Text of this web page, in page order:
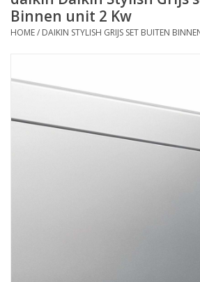
Thuisbatterij
Binnen unit 2 Kw
HOME/ DAIKIN STYLISH GRIJS SET BUITEN